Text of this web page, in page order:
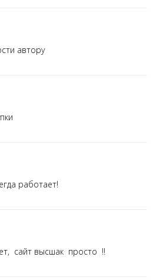
автору
работает!
сайт высшак просто !!